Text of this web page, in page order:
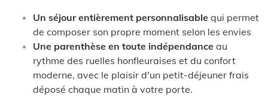
Un séjour entièrement personnalisable qui permet
de composer son propre moment selon les envies
Une parenthèse en toute indépendance au
rythme des ruelles honfleuraises et du confort
moderne, avec le plaisir d'un petit-déjeuner frais
déposé chaque matin à votre porte.